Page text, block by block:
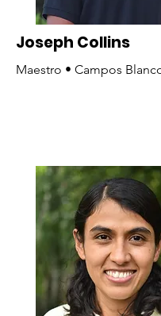
Joseph Collins
Maestro • Campos